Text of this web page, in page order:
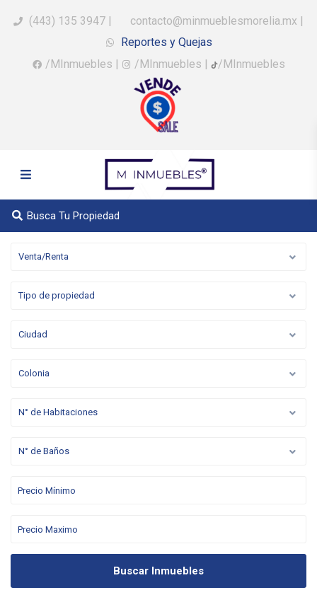
(443) 135 3947 | contacto@minmueblesmorelia.mx |
Reportes y Quejas
/MInmuebles | /MInmuebles | /MInmuebles
Busca Tu Propiedad
Venta/Renta
Tipo de propiedad
Ciudad
Colonia
N° de Habitaciones
N° de Baños
Buscar Inmuebles